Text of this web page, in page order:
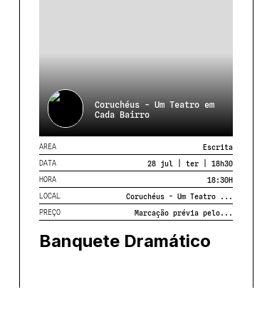
Coruchéus - Um Teatro em
Cada Bairro
AREA
Escrita
DATA
28 jul | ter | 18h30
HORA
18:30H
LOCAL
Coruchéus - Um Teatro ...
PREÇO
Marcação prévia pelo...
Banquete Dramático